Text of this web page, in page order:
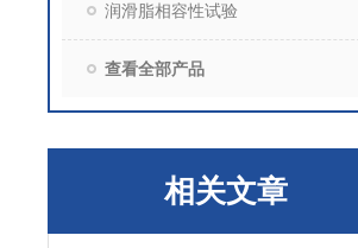
润滑脂相容性试验
查看全部产品
相关文章